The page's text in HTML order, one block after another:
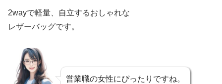
2wayで軽量、自立するおしゃれな
レザーバッグです。
営業職の女性にぴったりですね。